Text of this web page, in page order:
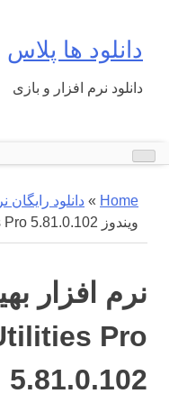
contentدانلود ها پلاس
دانلود نرم افزار و بازی
Home
» دانلود رایگان
ویندوز Glary Utilities Pro 5.81.0.102
نرم افزار
Pro
5.81.0.102